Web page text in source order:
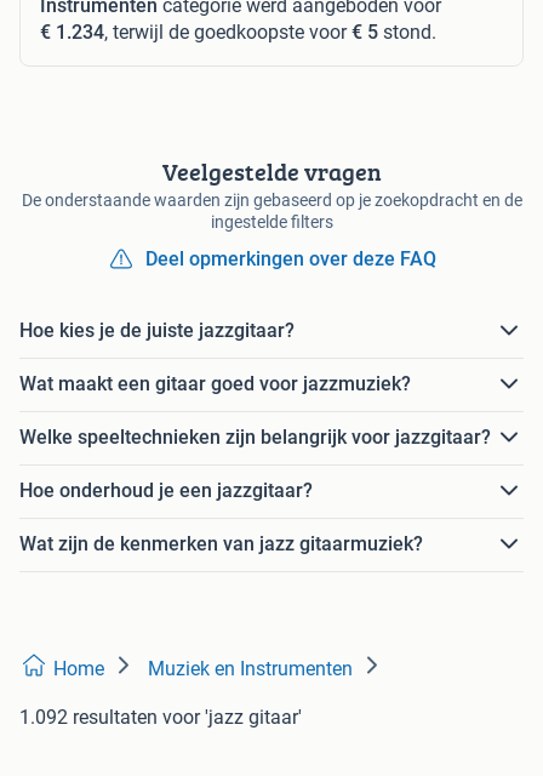
Instrumenten categorie werd aangeboden voor
€ 1.234, terwijl de goedkoopste voor€ 5 stond.
Veelgestelde vragen
De onderstaande waarden zijn gebaseerd op je zoekopdracht en de
ingestelde filters
Deel opmerkingen over deze FAQ
Hoe kies je de juiste jazzgitaar?
Wat maakt een gitaar goed voor jazzmuziek?
Welke speeltechnieken zijn belangrijk voor jazzgitaar?
Hoe onderhoud je een jazzgitaar?
Wat zijn de kenmerken van jazz gitaarmuziek?
Home Muziek en Instrumenten
1.092 resultaten voor 'jazz gitaar'